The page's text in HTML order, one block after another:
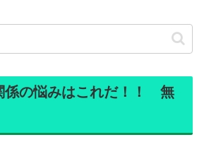
係の悩みはこれだ！！ 無